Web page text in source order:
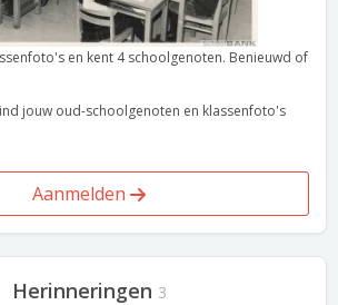
en kent 4 schoolgenoten. Benieuwd of
jouw oud-schoolgenoten en klassenfoto's
Aanmelden
Herinneringen 3